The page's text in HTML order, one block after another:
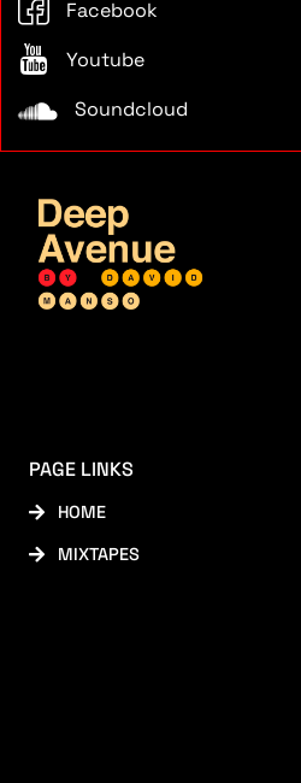
Facebook
Youtube
Soundcloud
PAGE LINKS
HOME
MIXTAPES